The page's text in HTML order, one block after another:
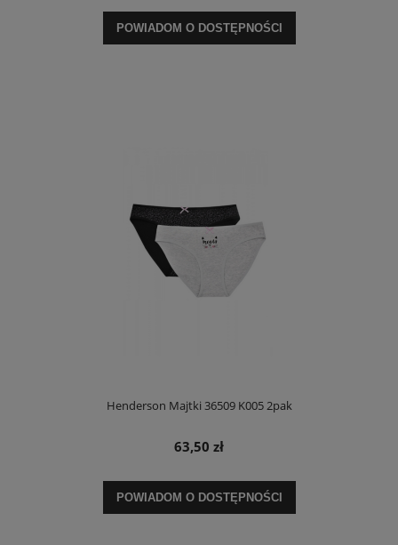
POWIADOM O DOSTĘPNOŚCI
Henderson Majtki 36509 K005 2pak
63,50 zł
POWIADOM O DOSTĘPNOŚCI